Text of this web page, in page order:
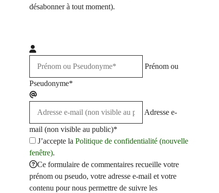
désabonner à tout moment).
Prénom ou
Pseudonyme*
Adresse e-
mail (non visible au public)*
J’accepte la Politique de confidentialité (nouvelle
fenêtre).
Ce formulaire de commentaires recueille votre
prénom ou pseudo, votre adresse e-mail et votre
contenu pour nous permettre de suivre les